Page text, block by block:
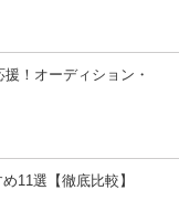
！オーディション・
11選【徹底比較】